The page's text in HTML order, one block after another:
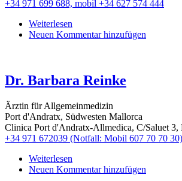
+34 971 699 688, mobil +34 627 574 444
Weiterlesen
Dr.
Trinkl
Neuen Kommentar hinzufügen
Dr. Barbara Reinke
Ärztin für Allgemeinmedizin
Port d'Andratx, Südwesten Mallorca
Clinica Port d'Andratx-Allmedica, C/Saluet 3,
+34 971 672039 (Notfall: Mobil 607 70 70 30)
Weiterlesen
Dr.
Neuen Kommentar hinzufügen